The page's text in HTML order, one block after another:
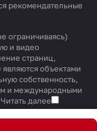
рекомендательные
ограничиваясь)
и видео
страниц,
объектами
собственность,
и международными
Читать далее